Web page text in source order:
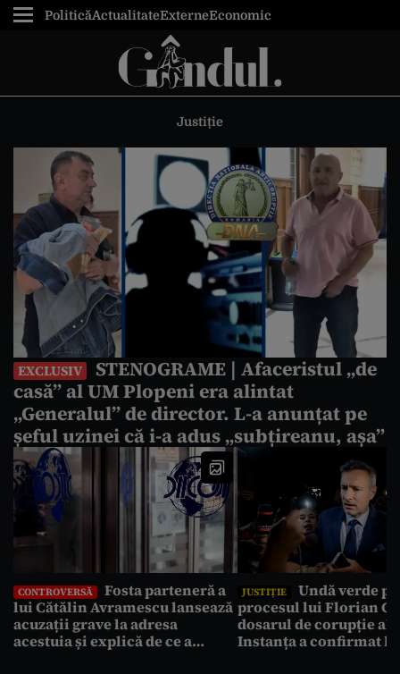
PoliticăActualitateExterneEconomic
Justiție
EXCLUSIV
STENOGRAME | Afaceristul „de
casă” al UM Plopeni era alintat
„Generalul” de director. L-a anunțat pe
șeful uzinei că i-a adus „subțireanu, așa”
CONTROVERSĂ
Fosta parteneră a
lui Cătălin Avramescu lansează
acuzații grave la adresa
acestuia și explică de ce a
JUSTIȚIE
Undă verde
procesul lui Florian
dosarul de corupție al
Instanța a confirmat